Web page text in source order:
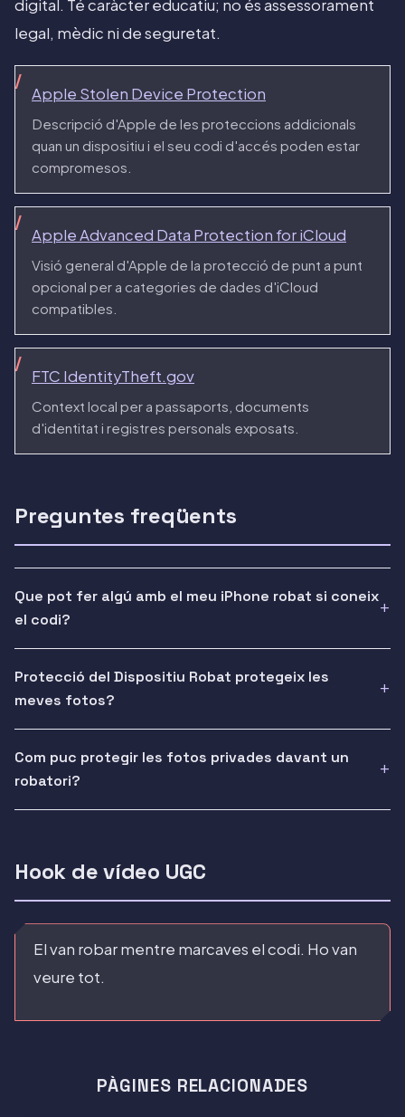
digital. Té caràcter educatiu; no és assessorament
legal, mèdic ni de seguretat.
Apple Stolen Device Protection
Descripció d'Apple de les proteccions addicionals
quan un dispositiu i el seu codi d'accés poden estar
compromesos.
Apple Advanced Data Protection for iCloud
Visió general d'Apple de la protecció de punt a punt
opcional per a categories de dades d'iCloud
compatibles.
FTC IdentityTheft.gov
Context local per a passaports, documents
d'identitat i registres personals exposats.
Preguntes freqüents
Que pot fer algú amb el meu iPhone robat si coneix
el codi?
Protecció del Dispositiu Robat protegeix les
meves fotos?
Com puc protegir les fotos privades davant un
robatori?
Hook de vídeo UGC
El van robar mentre marcaves el codi. Ho van
veure tot.
PÀGINES RELACIONADES